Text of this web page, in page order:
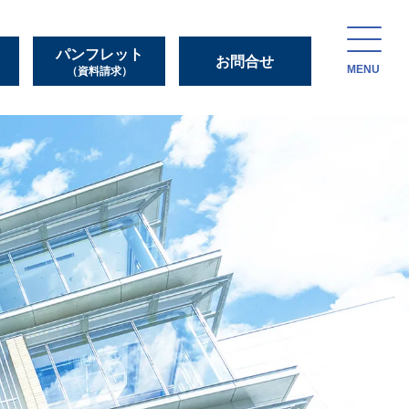
パンフレット
（資料請求）
お問合せ
MENU